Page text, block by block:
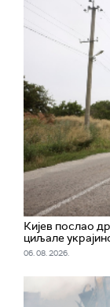
Кијев послао
циљале
06. 08. 2026.